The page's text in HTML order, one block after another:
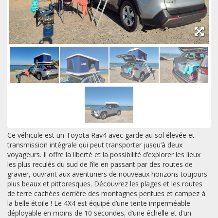
Ce véhicule est un Toyota Rav4 avec garde au sol élevée et
transmission intégrale qui peut transporter jusqu’à deux
voyageurs. Il offre la liberté et la possibilité d’explorer les lieux
les plus reculés du sud de l’île en passant par des routes de
gravier, ouvrant aux aventuriers de nouveaux horizons toujours
plus beaux et pittoresques. Découvrez les plages et les routes
de terre cachées derrière des montagnes pentues et campez à
la belle étoile ! Le 4X4 est équipé d’une tente imperméable
déployable en moins de 10 secondes, d’une échelle et d’un